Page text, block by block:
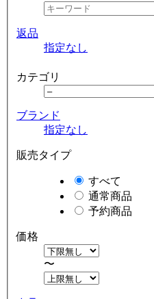
返品
指定なし
カテゴリ
ブランド
指定なし
販売タイプ
すべて
通常商品
予約商品
価格
〜